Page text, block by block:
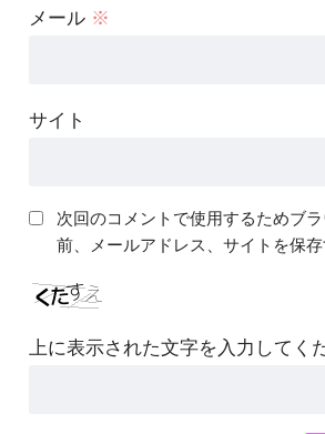
メール ※
サイト
次回のコメントで使用するためブ
前、メールアドレス、サイトを保存
上に表示された文字を入力してく